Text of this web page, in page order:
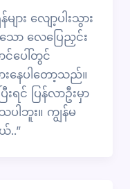
ား လျော့ပါးသွား
ာ လေပြေညှင်း
င်ပေါ်တွင်
နေပါတော့သည်။
းရင် ပြန်လာဦးမှာ
ပါဘူး။ ကျွန်မ
..”